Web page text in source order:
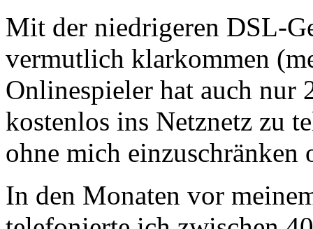
Mit der niedrigeren DSL-
vermutlich klarkommen
Onlinespieler hat auch nur
kostenlos ins Netznetz zu
ohne mich einzuschränken
In den Monaten vor